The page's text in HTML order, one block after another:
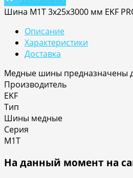
Шина М1T 3х25х3000 мм EKF
Описание
Характеристики
Доставка
Медные шины предназначены
Производитель
EKF
Тип
Шины медные
Серия
М1T
На данный момент на